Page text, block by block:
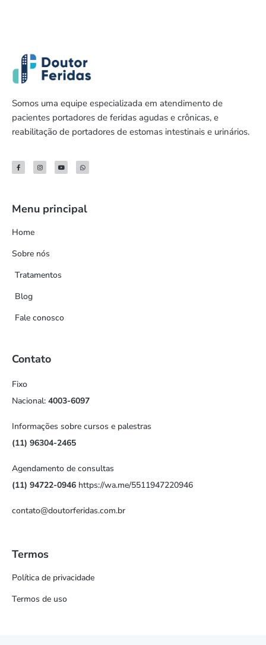
Somos uma equipe especializada em atendimento de
pacientes portadores de feridas agudas e crônicas, e
reabilitação de portadores de estomas intestinais e urinários.
Menu principal
Home
Sobre nós
Tratamentos
Blog
Fale conosco
Contato
Fixo
Nacional: 4003-6097
Informações sobre cursos e palestras
(11) 96304-2465
Agendamento de consultas
(11) 94722-0946 https://wa.me/5511947220946
contato@doutorferidas.com.br
Termos
Política de privacidade
Termos de uso